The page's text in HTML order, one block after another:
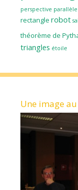
perspective parallèle
rectangle robot
théorème de
triangles étoile
Une image